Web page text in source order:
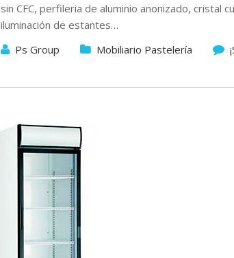
sin CFC, perfileria de aluminio anonizado, cristal
iluminación de estantes…
Ps Group
Mobiliario Pastelería